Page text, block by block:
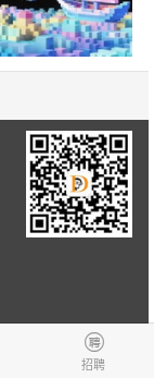
招聘